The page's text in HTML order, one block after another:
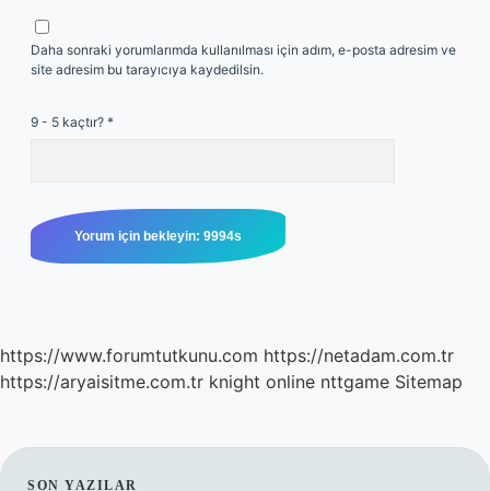
Daha sonraki yorumlarımda kullanılması için adım, e-posta adresim ve
site adresim bu tarayıcıya kaydedilsin.
9 - 5 kaçtır? *
https://www.forumtutkunu.com https://netadam.com.tr
https://aryaisitme.com.tr knight online nttgame Sitemap
SON YAZILAR